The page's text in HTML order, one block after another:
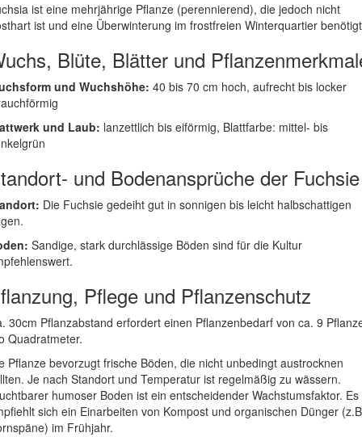
ist eine mehrjährige Pflanze (perennierend), die jedoch nicht
ist und eine Überwinterung im frostfreien Winterquartier
Blüte, Blätter und
und Wuchshöhe: 40 bis 70 cm hoch, aufrecht bis locker
und Laub: lanzettlich bis eiförmig, Blattfarbe: mittel- bis
und Bodenansprüche der Fuchsie
Die Fuchsie gedeiht gut in sonnigen bis leicht halbschattigen
Sandige, stark durchlässige Böden sind für die Kultur
Pflege und Pflanzenschutz
30cm Pflanzabstand erfordert einen Pflanzenbedarf von ca. 9
Quadratmeter.
Pflanze bevorzugt frische Böden, die nicht unbedingt austrocknen
Je nach Standort und Temperatur ist regelmäßig zu wässern.
humoser Boden ist ein entscheidender Wachstumsfaktor. Es
sich ein Einarbeiten von Kompost und organischen Dünger
im Frühjahr.